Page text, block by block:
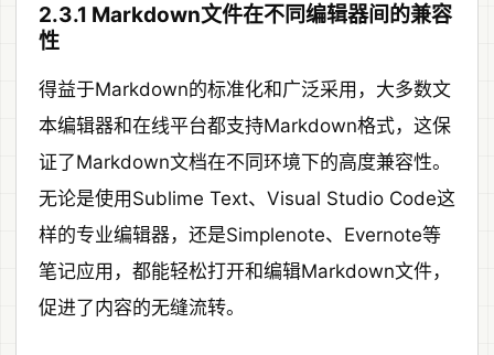
2.3.1 Markdown文件在不同编辑器间的兼容
性
得益于Markdown的标准化和广泛采用，大多数文
本编辑器和在线平台都支持Markdown格式，这保
证了Markdown文档在不同环境下的高度兼容性。
无论是使用Sublime Text、Visual Studio Code这
样的专业编辑器，还是Simplenote、Evernote等
笔记应用，都能轻松打开和编辑Markdown文件，
促进了内容的无缝流转。